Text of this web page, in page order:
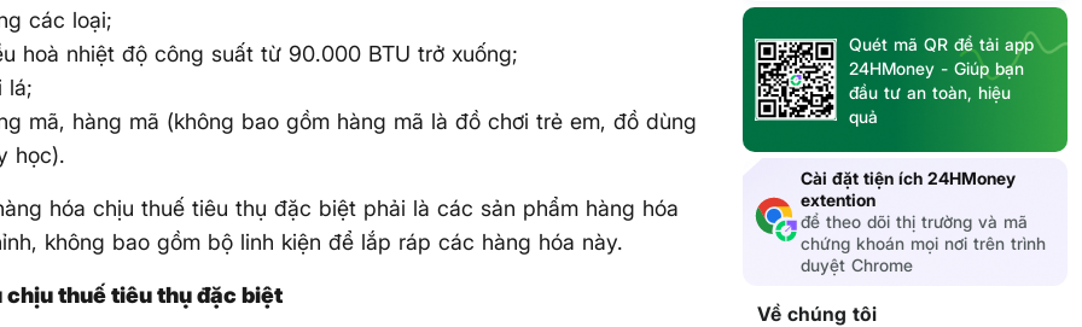
các loại;
hoà nhiệt độ công suất từ 90.000 BTU trở xuống;
lá;
mã, hàng mã (không bao gồm hàng mã là đồ chơi trẻ em, đồ dùng
học).
hóa chịu thuế tiêu thụ đặc biệt phải là các sản phẩm hàng hóa
không bao gồm bộ linh kiện để lắp ráp các hàng hóa này.
chịu thuế tiêu thụ đặc biệt
Quét mã QR để tải app
24HMoney - Giúp bạn
đầu tư an toàn, hiệu
quả
Cài đặt tiện ích 24HMoney
extention
để theo dõi thị trường và mã
chứng khoán mọi nơi trên trình
duyệt Chrome
Về chúng tôi